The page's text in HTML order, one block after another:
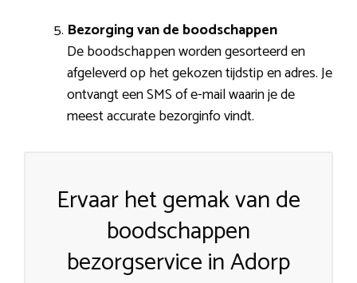
Bezorging van de boodschappen
De boodschappen worden gesorteerd en
afgeleverd op het gekozen tijdstip en adres. Je
ontvangt een SMS of e-mail waarin je de
meest accurate bezorginfo vindt.
Ervaar het gemak van de
boodschappen
bezorgservice in Adorp